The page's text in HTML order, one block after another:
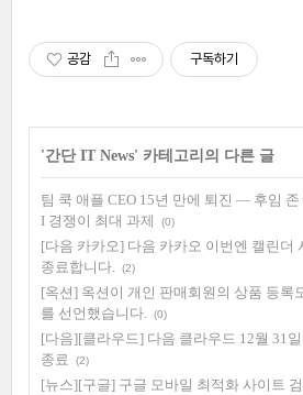
공감 구독하기
'간단 IT News' 카테고리의 다른 글
팀 쿡 애플 CEO 15년 만에 퇴진 — 후임 존
I 경쟁이 최대 과제
(0)
[다음 카카오] 다음 카카오 이번엔 캘린더
종료합니다.
(2)
[옥션] 옥션이 개인 판매회원의 상품 등록
를 선언했습니다.
(0)
[다음][클라우드] 다음 클라우드 12월 31
종료
(2)
[뉴스][구글] 구글 모바일 최적화 사이트